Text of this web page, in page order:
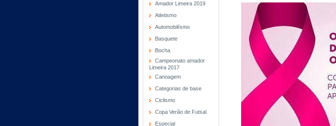
Amador Limeira 2019
Atletismo
Automobilísmo
Basquete
Bocha
Campeonato amador
Limeira 2017
Canoagem
Categorias de base
Ciclismo
Copa Verão de Futsal
Especial